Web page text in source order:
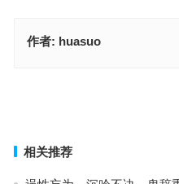
作者: huasuo
相关推荐